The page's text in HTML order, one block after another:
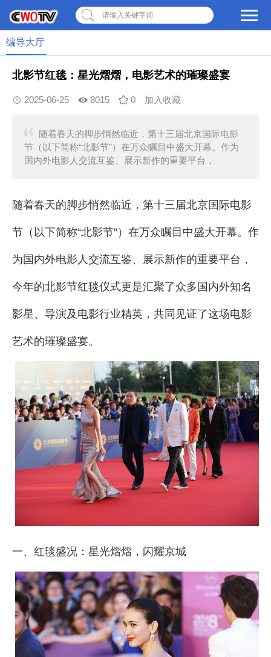
请输入关键字词
编导大厅
北影节红毯：星光熠熠，电影艺术的璀璨盛宴
2025-06-25 8015 0 加入收藏
随着春天的脚步悄然临近，第十三届北京国际电影
节（以下简称“北影节”）在万众瞩目中盛大开幕。作为
国内外电影人交流互鉴、展示新作的重要平台，
随着春天的脚步悄然临近，第十三届北京国际电影
节（以下简称“北影节”）在万众瞩目中盛大开幕。作
为国内外电影人交流互鉴、展示新作的重要平台，
今年的北影节红毯仪式更是汇聚了众多国内外知名
影星、导演及电影行业精英，共同见证了这场电影
艺术的璀璨盛宴。
一、红毯盛况：星光熠熠，闪耀京城